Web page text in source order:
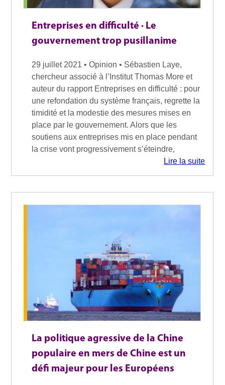
Entreprises en difficulté · Le
gouvernement trop pusillanime
29 juillet 2021 • Opinion • Sébastien Laye,
chercheur associé à l’Institut Thomas More et
auteur du rapport Entreprises en difficulté : pour
une refondation du système français, regrette la
timidité et la modestie des mesures mises en
place par le gouvernement. Alors que les
soutiens aux entreprises mis en place pendant
la crise vont progressivement s’éteindre,
Lire la suite
La politique agressive de la Chine
populaire en mers de Chine est un
défi majeur pour les Européens